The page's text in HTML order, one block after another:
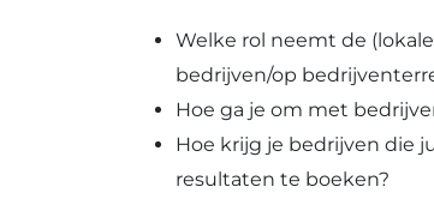
Welke rol neemt de
bedrijven/op
Hoe ga je om met
Hoe krijg je bedrijven die
resultaten te boeken?